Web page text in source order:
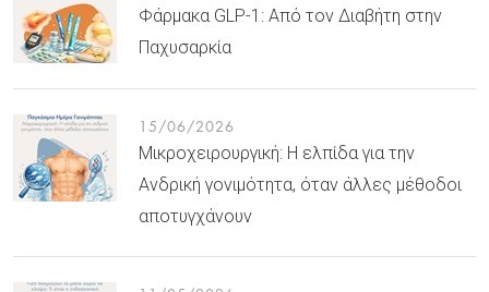
Φάρμακα GLP-1: Από τον Διαβήτη στην
Παχυσαρκία
15/06/2026
Μικροχειρουργική: Η ελπίδα για την
Ανδρική γονιμότητα, όταν άλλες μέθοδοι
αποτυγχάνουν